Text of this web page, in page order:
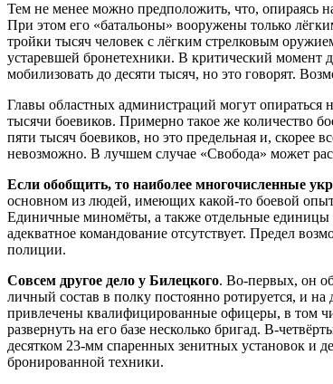
Тем не менее можно предположить, что, опираясь
При этом его «батальоны» вооружены только
тройки тысяч человек с лёгким стрелковым
устаревшей бронетехники. В критический момент
мобилизовать до десяти тысяч, но это говорят.
Главы областных администраций могут опираться
тысячи боевиков. Примерно такое же количество
пяти тысяч боевиков, но это предельная и, скорее
невозможно. В лучшем случае «Свобода» может
Если обобщить, то наиболее многочисленные
основном из людей, имеющих какой-то боевой
Единичные миномёты, а также отдельные единицы
адекватное командование отсутствует. Предел
полиции.
Совсем другое дело у Билецкого. Во-первых, он
личный состав в полку постоянно ротируется, и
привлечены квалифицированные офицеры, в том
развернуть на его базе несколько бригад. В-
десятком 23-мм спаренных зенитных установок и
бронированной техники.